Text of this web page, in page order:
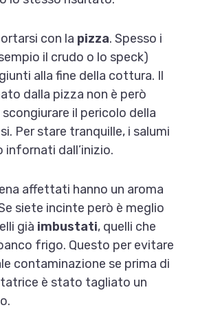
con la pizza. Spesso i
il crudo o lo speck)
alla fine della cottura. Il
dalla pizza non è però
il pericolo della
Per stare tranquille, i salumi
infornati dall’inizio.
affettati hanno un aroma
siete incinte però è meglio
già imbustati, quelli che
frigo. Questo per evitare
contaminazione se prima di
è stato tagliato un